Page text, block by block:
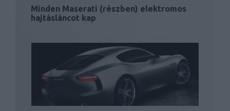
Minden Maserati (részben) elektromos
hajtásláncot kap